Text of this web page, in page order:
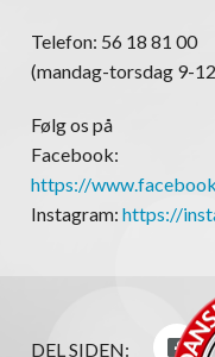
Telefon: 56 18 81 00
(mandag-torsdag 9-
Følg os på
Facebook:
https://
Instagram: https://
DEL SIDEN: